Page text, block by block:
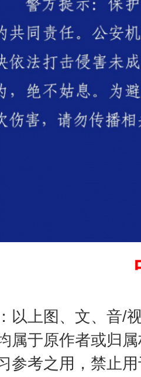
以上图、文、音/
属于原作者或归
参考之用，禁止
一纸欠